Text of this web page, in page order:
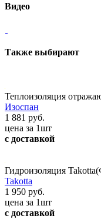
Видео
Также выбирают
Теплоизоляция
Изоспан
1 881 руб.
цена за 1шт
с доставкой
Гидроизоляция
Takotta
1 950 руб.
цена за 1шт
с доставкой